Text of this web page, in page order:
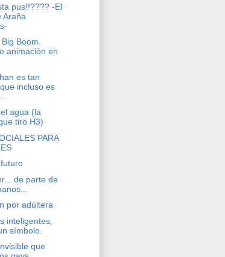
pus!!???? -El
Araña
Boom.
animación en
es tan
incluso es
agua (la
tiro H3)
PARA
de parte de
por adúltera
inteligentes,
símbolo.
que